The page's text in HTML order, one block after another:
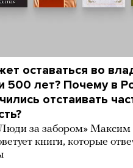
оставаться во
500 лет? Почему в
отстаивать
за забором» Максим
книги, которые